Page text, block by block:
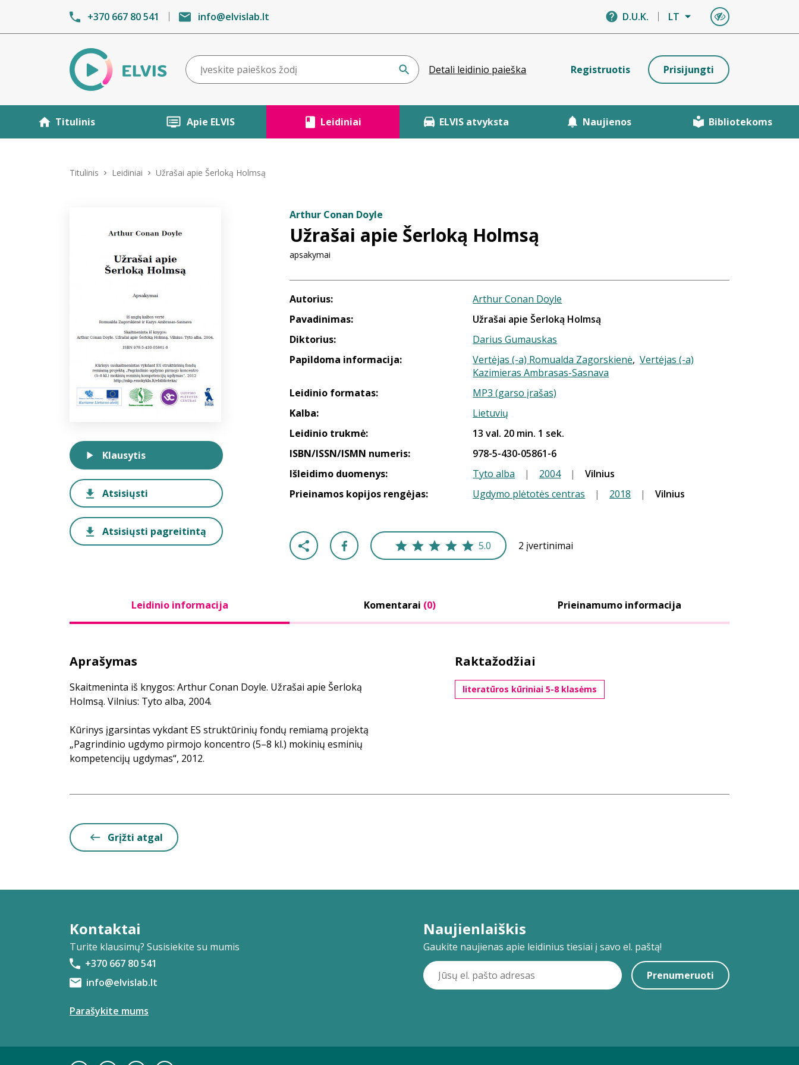
+370 667 80 541 info@elvislab.lt D.U.K. LT
Detali leidinio paieška Registruotis Prisijungti
Titulinis Apie ELVIS Leidiniai ELVIS atvyksta Naujienos Bibliotekoms
Titulinis Leidiniai Užrašai apie Šerloką Holmsą
Arthur Conan Doyle
Užrašai apie Šerloką Holmsą
apsakymai
Autorius:
Arthur Conan Doyle
Pavadinimas:
Užrašai apie Šerloką Holmsą
Diktorius:
Darius Gumauskas
Papildoma informacija:
Vertėjas (-a) Romualda Zagorskienė,Vertėjas (-a)
Kazimieras Ambrasas-Sasnava
Leidinio formatas:
MP3 (garso įrašas)
Kalba:
Lietuvių
Leidinio trukmė:
13 val. 20 min. 1 sek.
ISBN/ISSN/ISMN numeris:
978-5-430-05861-6
Išleidimo duomenys:
Tyto alba | 2004 |
Vilnius
Prieinamos kopijos rengėjas:
Ugdymo plėtotės centras | 2018 | Vilnius
5.0 2 įvertinimai
Klausytis
Atsisiųsti
Atsisiųsti pagreitintą
Leidinio informacija Komentarai (0) Prieinamumo informacija
Aprašymas
Skaitmeninta iš knygos: Arthur Conan Doyle. Užrašai apie Šerloką
Holmsą. Vilnius: Tyto alba, 2004.
Kūrinys įgarsintas vykdant ES struktūrinių fondų remiamą projektą
„Pagrindinio ugdymo pirmojo koncentro (5–8 kl.) mokinių esminių
kompetencijų ugdymas“, 2012.
Raktažodžiai
literatūros kūriniai 5-8 klasėms
Grįžti atgal
Kontaktai
Turite klausimų? Susisiekite su mumis
+370 667 80 541
info@elvislab.lt
Parašykite mums
Naujienlaiškis
Gaukite naujienas apie leidinius tiesiai į savo el. paštą!
Prenumeruoti